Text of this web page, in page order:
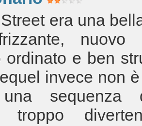
era una
ordinato e ben
invece non
sequenza
troppo